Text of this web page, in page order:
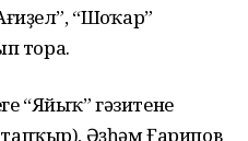
“Шоңҡар”
тора.
“Яйыҡ” гәзитенең
Әҙһәм Ғарипов